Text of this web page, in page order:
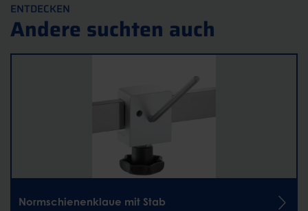
ENTDECKEN
Andere suchten auch
Normschienenklaue mit Stab